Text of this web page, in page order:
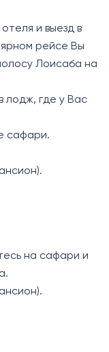
и выезд в
рейсе Вы
Лоисаба на
лодж, где у Вас
сафари.
на сафари и